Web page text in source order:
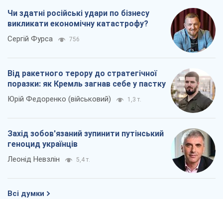
Чи здатні російські удари по бізнесу
викликати економічну катастрофу?
Сергій Фурса 756
Від ракетного терору до стратегічної
поразки: як Кремль загнав себе у пастку
Юрій Федоренко (військовий) 1,3 т.
Захід зобов'язаний зупинити путінський
геноцид українців
Леонід Невзлін 5,4 т.
Всі думки